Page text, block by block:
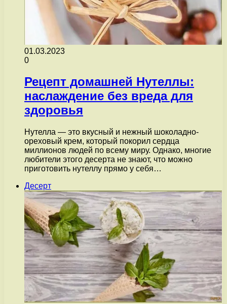
01.03.2023
0
Рецепт домашней Нутеллы:
наслаждение без вреда для
здоровья
Нутелла — это вкусный и нежный шоколадно-
ореховый крем, который покорил сердца
миллионов людей по всему миру. Однако, многие
любители этого десерта не знают, что можно
приготовить нутеллу прямо у себя…
Десерт